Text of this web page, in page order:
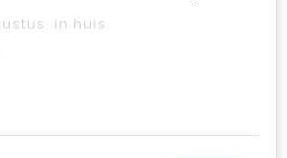
in huis